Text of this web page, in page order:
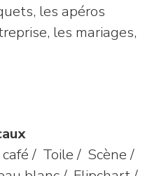
les apéros
les mariages,
/ Toile / Scène /